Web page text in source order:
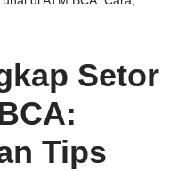
Setor
Tips